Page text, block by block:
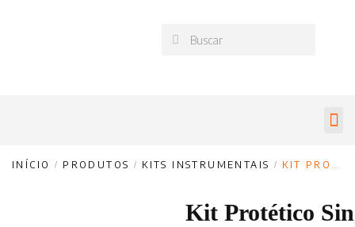
INÍCIO / PRODUTOS / KITS INSTRUMENTAIS / KIT PROTÉTICO SINGULAR
Kit Protético